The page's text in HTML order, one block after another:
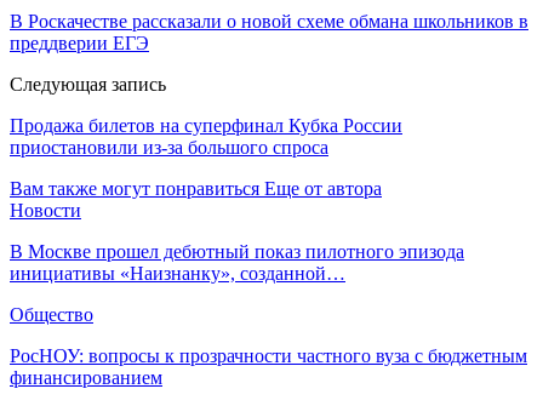
В Роскачестве рассказали о новой схеме обмана школьников в
преддверии ЕГЭ
Следующая запись
Продажа билетов на суперфинал Кубка России
приостановили из-за большого спроса
Вам также могут понравиться Еще от автора
Новости
В Москве прошел дебютный показ пилотного эпизода
инициативы «Наизнанку», созданной…
Общество
РосНОУ: вопросы к прозрачности частного вуза с бюджетным
финансированием